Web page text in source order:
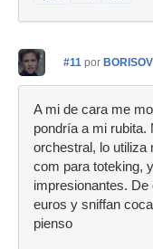
#11 por BORISOV
A mi de cara me
pondría a mi rubita.
orchestral, lo utiliza
com para toteking,
impresionantes.
euros y sniffan
pienso